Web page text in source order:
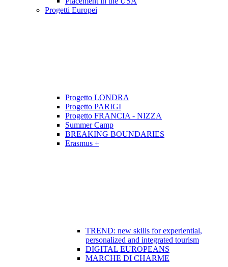
Progetti Europei
Progetto LONDRA
Progetto PARIGI
Progetto FRANCIA - NIZZA
Summer Camp
BREAKING BOUNDARIES
Erasmus +
TREND: new skills for experiential,
personalized and integrated tourism
DIGITAL EUROPEANS
MARCHE DI CHARME